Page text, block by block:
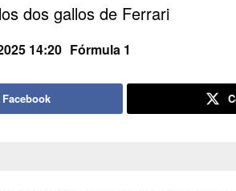
dos gallos de Ferrari
14:20 Fórmula 1